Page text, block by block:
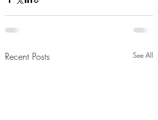
Recent Posts See All